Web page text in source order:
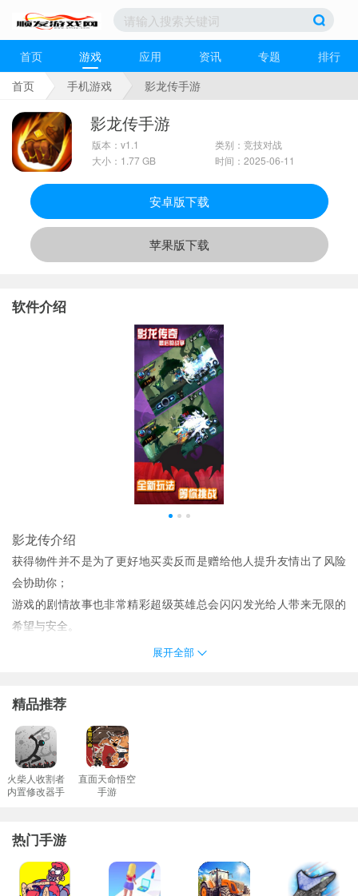
首页 游戏 应用 资讯 专题
排行
首页
手机游戏 影龙传手游
影龙传手游
版本：v1.1
大小：1.77 GB
类别：竞技对战
时间：2025-06-11
安卓版下载
苹果版下载
软件介绍
影龙传介绍
获得物件并不是为了更好地买卖反而是赠给他人提升友情出了风险
会协助你；
游戏的剧情故事也非常精彩超级英雄总会闪闪发光给人带来无限的
希望与安全。
让我们战斗吧因为这是最后一场战斗！你准备好成为这场比赛中最
爆发模式。
影龙传游戏规则
1、新游戏玩家登陆手机游戏后可以接到十分多的换取编码得到很多
的奖励金；
2、邀请好友与你一起参与跨服征战自由竞技公平对决助你一统天下
3、修练的方式非常简单无论干什么分配都很适合使你更快的来作
战；
4、释放每个角色独特的超级力量完成各种挑战任务！
展开全部
精品推荐
火柴人收割者
内置修改器手
直面天命悟空
手游
热门手游